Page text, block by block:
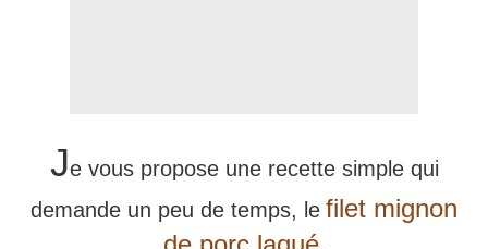
Je vous propose une recette simple qui
demande un peu de temps, le filet mignon